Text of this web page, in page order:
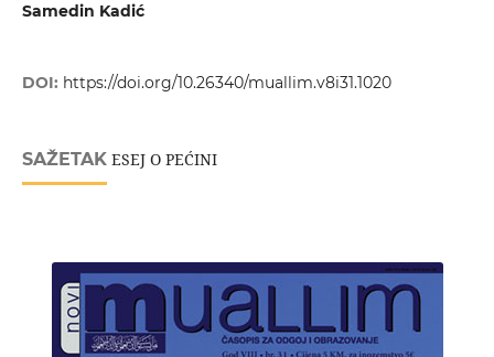
Samedin Kadić
DOI: https://doi.org/10.26340/muallim.v8i31.1020
SAŽETAKESEJ O PEĆINI